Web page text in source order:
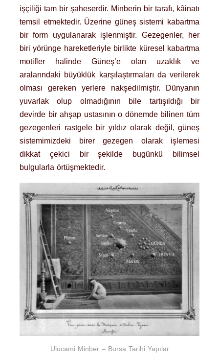
işçiliği tam bir şaheserdir. Minberin bir tarafı, kâinatı
temsil etmektedir. Üzerine güneş sistemi kabartma
bir form uygulanarak işlenmiştir. Gezegenler, her
biri yörünge hareketleriyle birlikte küresel kabartma
motifler halinde Güneş’e olan uzaklık ve
aralarındaki büyüklük karşılaştırmaları da verilerek
olması gereken yerlere nakşedilmiştir. Dünyanın
yuvarlak olup olmadığının bile tartışıldığı bir
devirde bir ahşap ustasının o dönemde bilinen tüm
gezegenleri rastgele bir yıldız olarak değil, güneş
sistemimizdeki birer gezegen olarak işlemesi
dikkat çekici bir şekilde bugünkü bilimsel
bulgularla örtüşmektedir.
Ulucami Minber – Bursa Tarihi Yapılar